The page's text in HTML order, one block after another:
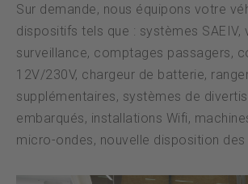
Sur demande, nous équipons votre
dispositifs tels que : systèmes SAEIV,
surveillance, comptages passagers,
12V/230V, chargeur de batterie,
supplémentaires, systèmes de
embarqués, installations Wifi,
micro-ondes, nouvelle disposition des